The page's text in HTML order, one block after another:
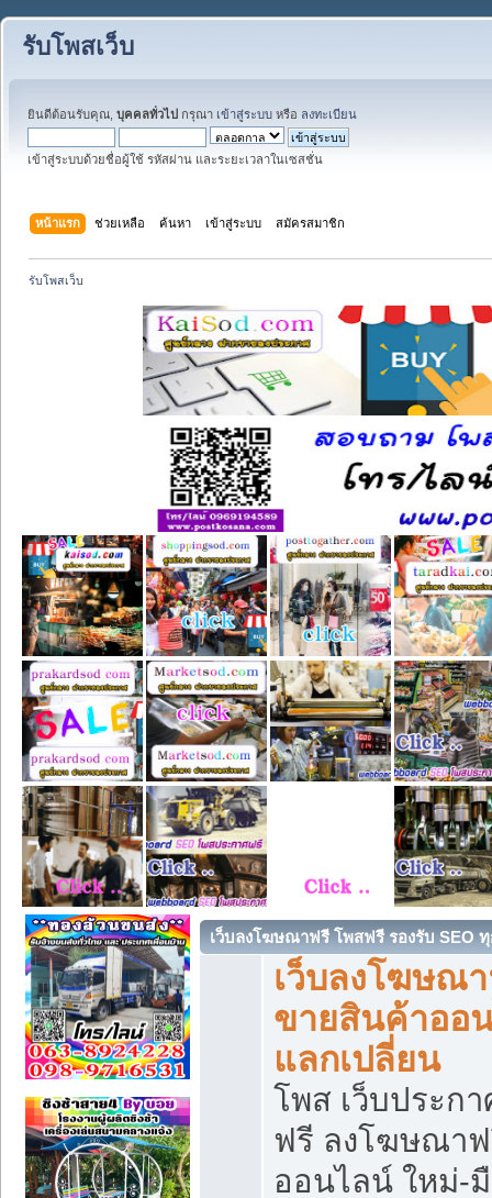
รับโพสเว็บ
ยินดีต้อนรับคุณ, บุคคลทั่วไป กรุณา เข้าสู่ระบบ หรือ ลงทะเบียน
เข้าสู่ระบบด้วยชื่อผู้ใช้ รหัสผ่าน และระยะเวลาในเซสชั่น
หน้าแรก ช่วยเหลือ ค้นหา เข้าสู่ระบบ สมัครสมาชิก
รับโพสเว็บ
เว็บลงโฆษณาฟรี โพสฟรี รองรับ SEO
เว็บลงโฆษณ
ขายสินค้าออ
แลกเปลี่ยน
โพส เว็บประก
ฟรี ลงโฆษณา
ออนไลน์ ใหม่-